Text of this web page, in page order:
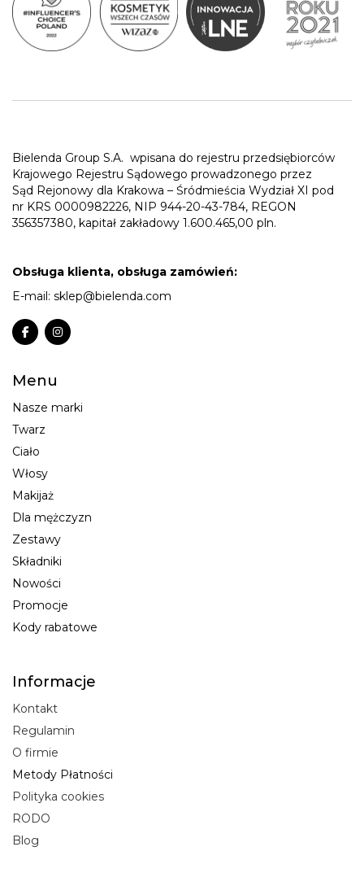
Bielenda Group S.A. wpisana do rejestru przedsiębiorców
Krajowego Rejestru Sądowego prowadzonego przez
Sąd Rejonowy dla Krakowa – Śródmieścia Wydział XI pod
nr KRS 0000982226, NIP 944-20-43-784, REGON
356357380, kapitał zakładowy 1.600.465,00 pln.
Obsługa klienta, obsługa zamówień:
E-mail: sklep@bielenda.com
Menu
Nasze marki
Twarz
Ciało
Włosy
Makijaż
Dla mężczyzn
Zestawy
Składniki
Nowości
Promocje
Kody rabatowe
Informacje
Kontakt
Regulamin
O firmie
Metody Płatności
Polityka cookies
RODO
Blog